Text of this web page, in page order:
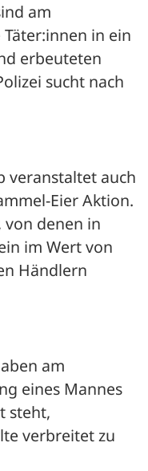
am
in ein
erbeuteten
sucht nach
veranstaltet auch
Eier Aktion.
von denen in
im Wert von
Händlern
am
eines Mannes
steht,
verbreitet zu